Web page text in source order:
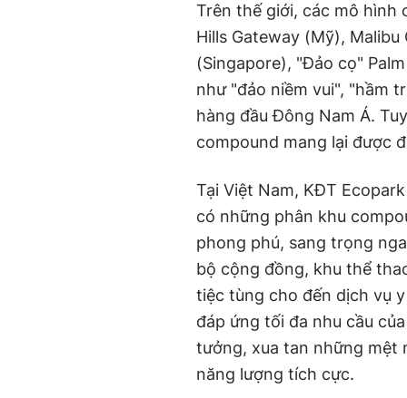
Trên thế giới, các mô hình
Hills Gateway (Mỹ),
(Singapore), "Đảo cọ"
như "đảo niềm vui", "hầm
hàng đầu Đông Nam Á.
compound mang lại được
Tại Việt Nam, KĐT
có những phân khu
phong phú, sang trọng
bộ cộng đồng, khu thể
tiệc tùng cho đến dịch vụ
đáp ứng tối đa nhu cầu
tưởng, xua tan những mệt
năng lượng tích cực.